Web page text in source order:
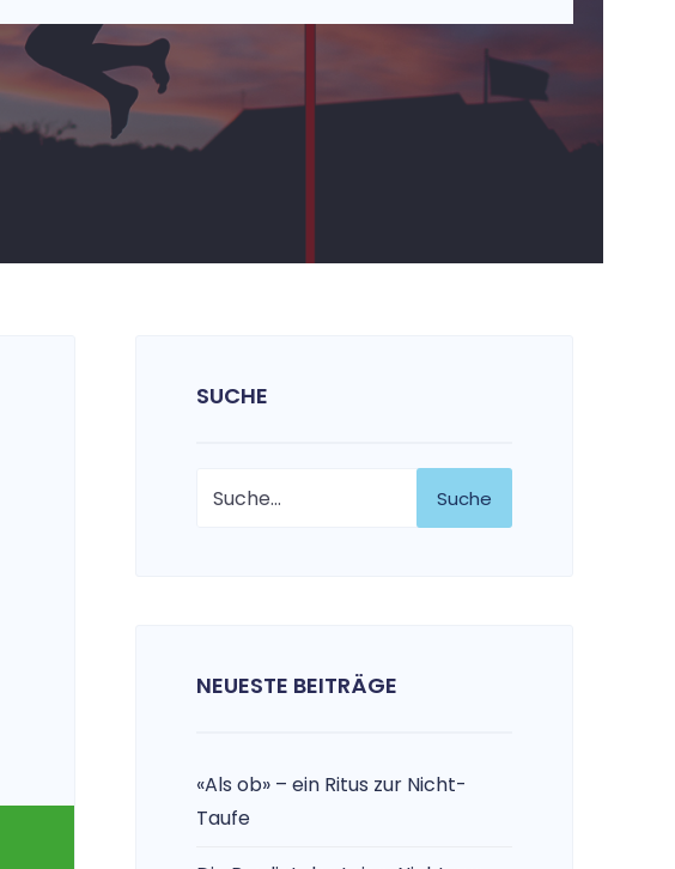
SUCHE
Suche
NEUESTE BEITRÄGE
«Als ob» – ein Ritus zur Nicht-
Taufe